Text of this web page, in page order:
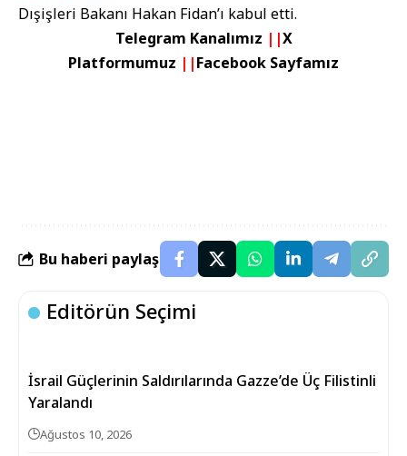
Dışişleri Bakanı Hakan Fidan’ı kabul etti.
Telegram Kanalımız ||X
Platformumuz ||Facebook Sayfamız
Bu haberi paylaş
Editörün Seçimi
İsrail Güçlerinin Saldırılarında Gazze’de Üç Filistinli
Yaralandı
Ağustos 10, 2026